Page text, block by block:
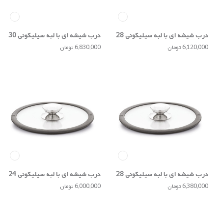
درب شیشه ای با لبه سیلیکونی 28
سانتی
6,120,000 تومان
درب شیشه ای با لبه سیلیکونی 30
سانتی
6,830,000 تومان
درب شیشه ای با لبه سیلیکونی 28
سانتی
6,380,000 تومان
درب شیشه ای با لبه سیلیکونی 24
سانتی
6,000,000 تومان